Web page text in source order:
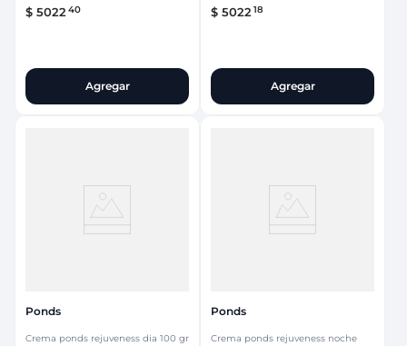
$ 502240
Agregar
$ 502218
Agregar
Ponds
Crema ponds rejuveness dia 100 gr
Ponds
Crema ponds rejuveness noche